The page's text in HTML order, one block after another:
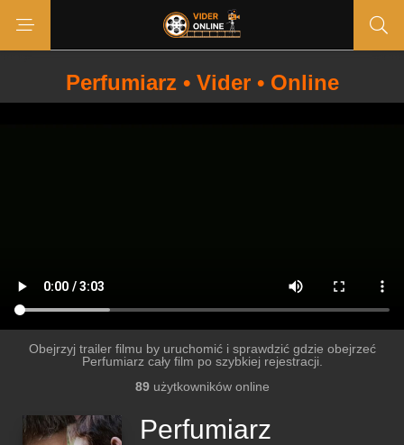
Perfumiarz • Vider • Online
Obejrzyj trailer filmu by uruchomić i sprawdzić gdzie obejrzeć
Perfumiarz cały film po szybkiej rejestracji.
89użytkowników online
Perfumiarz